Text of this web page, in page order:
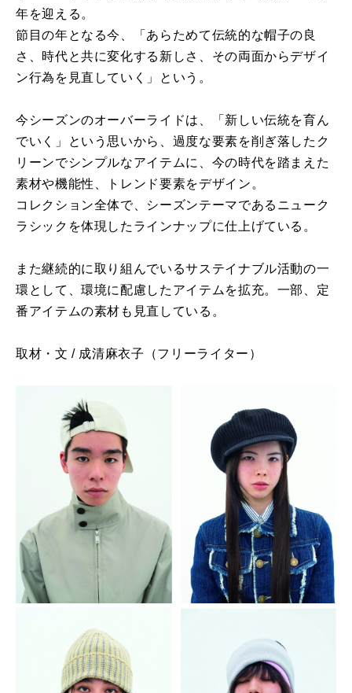
年を迎える。
節目の年となる今、「あらためて伝統的な帽子の良
さ、時代と共に変化する新しさ、その両面からデザイ
ン行為を見直していく」という。
今シーズンのオーバーライドは、「新しい伝統を育ん
でいく」という思いから、過度な要素を削ぎ落したク
リーンでシンプルなアイテムに、今の時代を踏まえた
素材や機能性、トレンド要素をデザイン。
コレクション全体で、シーズンテーマであるニューク
ラシックを体現したラインナップに仕上げている。
また継続的に取り組んでいるサステイナブル活動の一
環として、環境に配慮したアイテムを拡充。一部、定
番アイテムの素材も見直している。
取材・文 / 成清麻衣子（フリーライター）